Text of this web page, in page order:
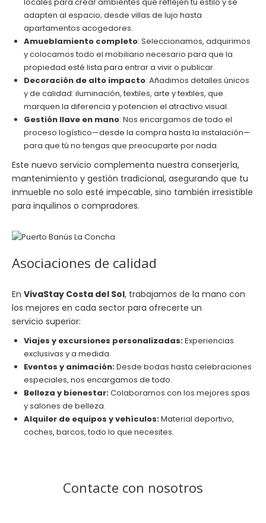
adapten al espacio; desde villas de lujo hasta
apartamentos acogedores.
Amueblamiento completo: Seleccionamos, adquirimos
y colocamos todo el mobiliario necesario para que la
propiedad esté lista para entrar a vivir o publicar.
Decoración de alto impacto: Añadimos detalles únicos
y de calidad: iluminación, textiles, arte y textiles, que
marquen la diferencia y potencien el atractivo visual.
Gestión llave en mano: Nos encargamos de todo el
proceso logístico—desde la compra hasta la instalación—
para que tú no tengas que preocuparte por nada.
Este nuevo servicio complementa nuestra conserjería,
mantenimiento y gestión tradicional, asegurando que tu
inmueble no solo esté impecable, sino también irresistible
para inquilinos o compradores.
Asociaciones de calidad
En VivaStay Costa del Sol, trabajamos de la mano con
los mejores en cada sector para ofrecerte un
servicio superior:
Viajes y excursiones personalizadas:Experiencias
exclusivas y a medida.
Eventos y animación:Desde bodas hasta celebraciones
especiales, nos encargamos de todo.
Belleza y bienestar:Colaboramos con los mejores spas
y salones de belleza.
Alquiler de equipos y vehículos:Material deportivo,
coches, barcos, todo lo que necesites.
Contacte con nosotros